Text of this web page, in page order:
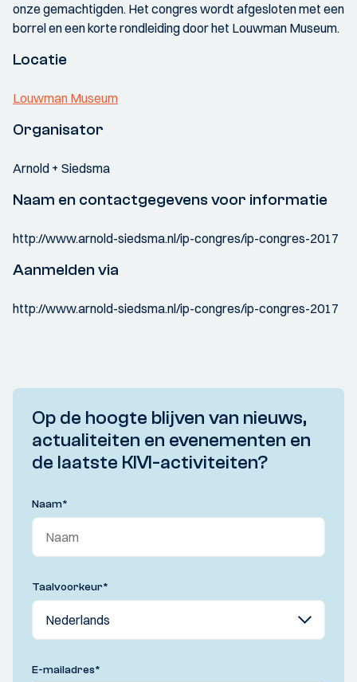
onze gemachtigden. Het congres wordt afgesloten met een
borrel en een korte rondleiding door het Louwman Museum.
Locatie
Louwman Museum
Organisator
Arnold + Siedsma
Naam en contactgegevens voor informatie
http://www.arnold-siedsma.nl/ip-congres/ip-congres-2017
Aanmelden via
http://www.arnold-siedsma.nl/ip-congres/ip-congres-2017
Op de hoogte blijven van nieuws,
actualiteiten en evenementen en
de laatste KIVI-activiteiten?
Naam*
Taalvoorkeur*
E-mailadres*